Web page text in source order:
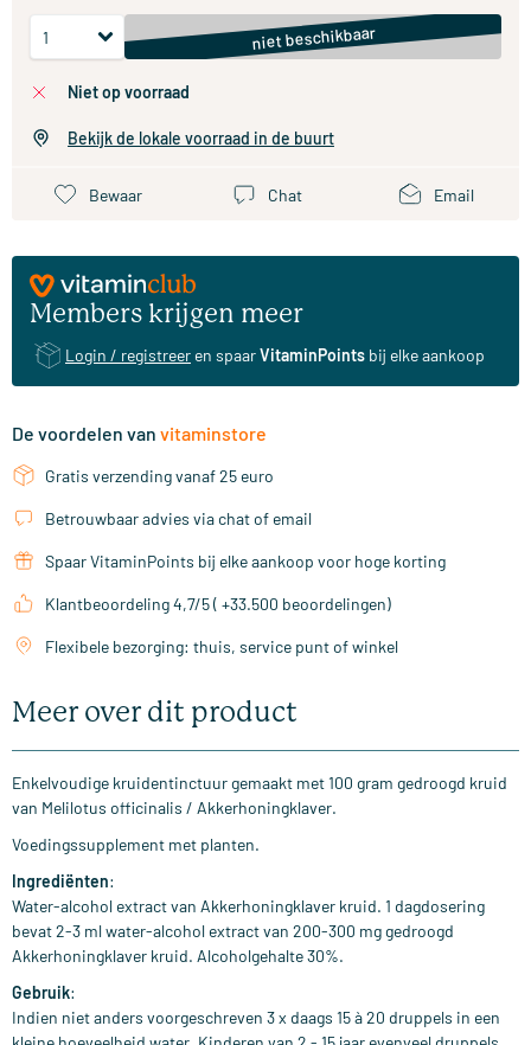
niet beschikbaar
niet op voorraad
Bekijk de lokale voorraad in de buurt
Bewaar Chat Email
Members krijgen meer
Login / registreer en spaarVitaminPoints bij elke aankoop
De voordelen van vitaminstore
Gratis verzending vanaf 25 euro
Betrouwbaar advies via chat of email
Spaar VitaminPoints bij elke aankoop voor hoge korting
Klantbeoordeling 4,7/5 ( +33.500 beoordelingen)
Flexibele bezorging: thuis, service punt of winkel
Meer over dit product
Enkelvoudige kruidentinctuur gemaakt met 100 gram gedroogd kruid
van Melilotus officinalis / Akkerhoningklaver.
Voedingssupplement met planten.
Ingrediënten:
Water-alcohol extract van Akkerhoningklaver kruid. 1 dagdosering
bevat 2-3 ml water-alcohol extract van 200-300 mg gedroogd
Akkerhoningklaver kruid. Alcoholgehalte 30%.
Gebruik:
Indien niet anders voorgeschreven 3 x daags 15 à 20 druppels in een